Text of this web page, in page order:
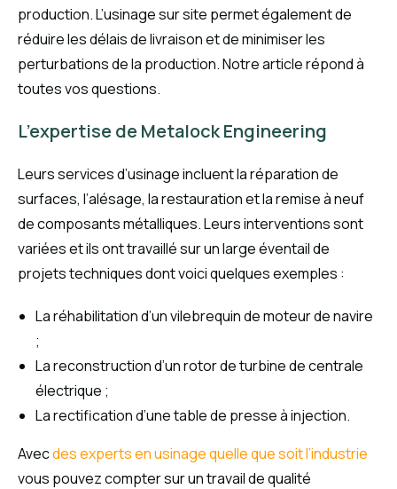
production. L’usinage sur site permet également de
réduire les délais de livraison et de minimiser les
perturbations de la production. Notre article répond à
toutes vos questions.
L’expertise de Metalock Engineering
Leurs services d’usinage incluent la réparation de
surfaces, l’alésage, la restauration et la remise à neuf
de composants métalliques. Leurs interventions sont
variées et ils ont travaillé sur un large éventail de
projets techniques dont voici quelques exemples :
La réhabilitation d’un vilebrequin de moteur de navire
;
La reconstruction d’un rotor de turbine de centrale
électrique ;
La rectification d’une table de presse à injection.
Avecdes experts en usinage quelle que soit l’industrie
vous pouvez compter sur un travail de qualité